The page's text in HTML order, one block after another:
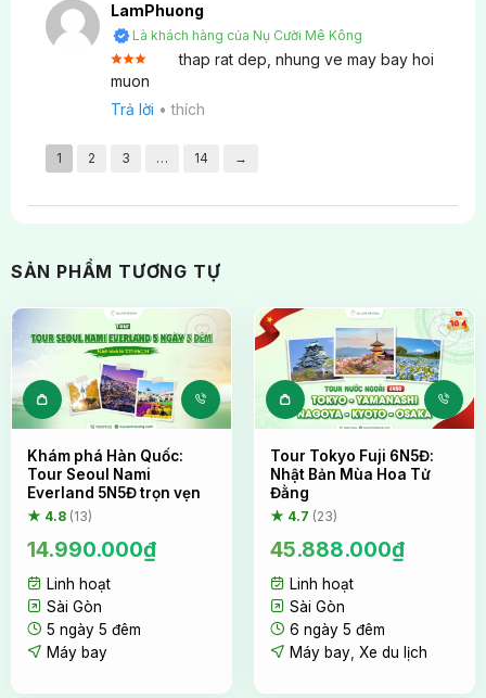
LamPhuong
Là khách hàng của Nụ Cười Mê Kông
Được
xếp
hạng
3 5
thap rat dep, nhung ve may bay hoi
muon
Trả lời •thích
1 2 3 … 14 →
SẢN PHẨM TƯƠNG TỰ
Khám phá Hàn Quốc:
Tour Seoul Nami
Everland 5N5Đ trọn vẹn
★ 4.8 (13)
14.990.000₫
Linh hoạt
Sài Gòn
5 ngày 5 đêm
Máy bay
Tour Tokyo Fuji 6N5Đ:
Nhật Bản Mùa Hoa Tử
Đằng
★ 4.7 (23)
45.888.000₫
Linh hoạt
Sài Gòn
6 ngày 5 đêm
Máy bay, Xe du lịch